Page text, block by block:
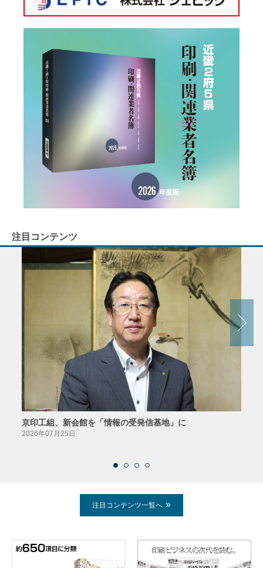
注目コンテンツ
京印工組、新会館を「情報の受発信基地」に
2026年07月25日
注目コンテンツ一覧へ